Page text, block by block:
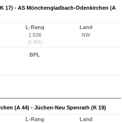
17) - AS Mönchengladbach-Odenkirchen (A
L-Rang
1.636
(1.051)
Land
NW
BPL
(A 44) - Jüchen-Neu Spenrath (K 19)
L-Rang
Land